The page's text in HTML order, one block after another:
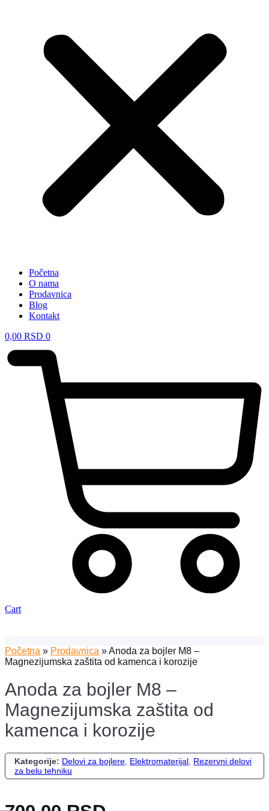
Početna
O nama
Prodavnica
Blog
Kontakt
0,00 RSD 0
Cart
Početna » Prodavnica »Anoda za bojler M8 –
Magnezijumska zaštita od kamenca i korozije
Anoda za bojler M8 –
Magnezijumska zaštita od
kamenca i korozije
Kategorije: Delovi za bojlere Elektromaterijal Rezervni delovi
za belu tehniku